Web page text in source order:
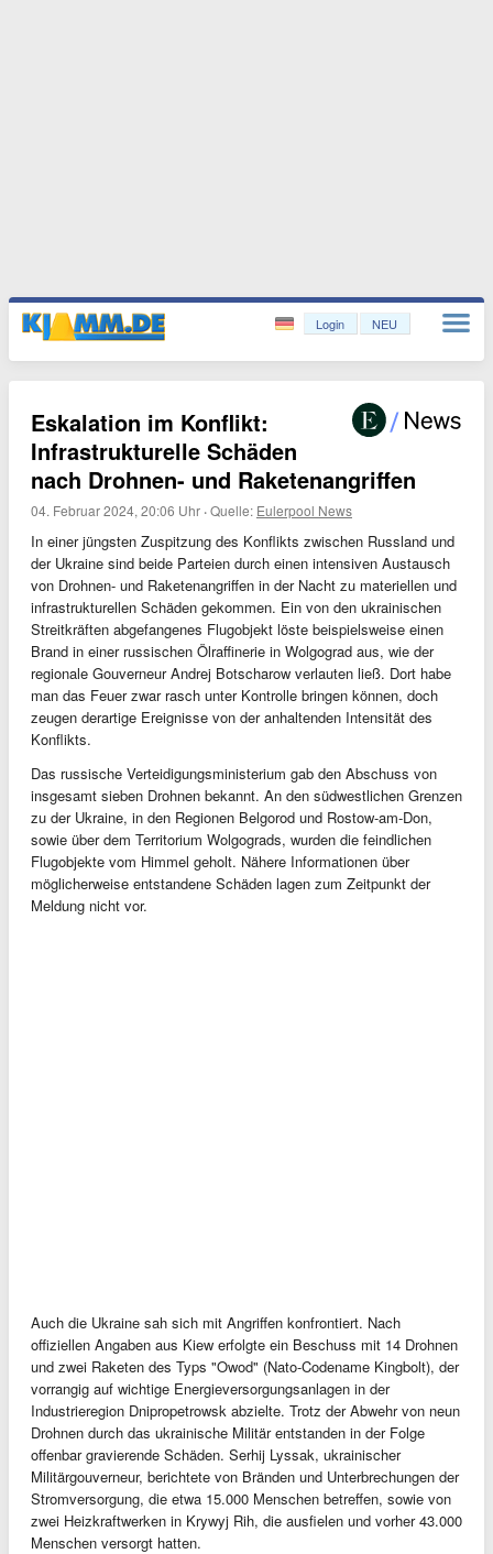
Login NEU
Eskalation im Konflikt:
Infrastrukturelle Schäden
nach Drohnen- und Raketenangriffen
04. Februar 2024, 20:06 Uhr ·Quelle: Eulerpool News
In einer jüngsten Zuspitzung des Konflikts zwischen Russland und
der Ukraine sind beide Parteien durch einen intensiven Austausch
von Drohnen- und Raketenangriffen in der Nacht zu materiellen und
infrastrukturellen Schäden gekommen. Ein von den ukrainischen
Streitkräften abgefangenes Flugobjekt löste beispielsweise einen
Brand in einer russischen Ölraffinerie in Wolgograd aus, wie der
regionale Gouverneur Andrej Botscharow verlauten ließ. Dort habe
man das Feuer zwar rasch unter Kontrolle bringen können, doch
zeugen derartige Ereignisse von der anhaltenden Intensität des
Konflikts.
Das russische Verteidigungsministerium gab den Abschuss von
insgesamt sieben Drohnen bekannt. An den südwestlichen Grenzen
zu der Ukraine, in den Regionen Belgorod und Rostow-am-Don,
sowie über dem Territorium Wolgograds, wurden die feindlichen
Flugobjekte vom Himmel geholt. Nähere Informationen über
möglicherweise entstandene Schäden lagen zum Zeitpunkt der
Meldung nicht vor.
Auch die Ukraine sah sich mit Angriffen konfrontiert. Nach
offiziellen Angaben aus Kiew erfolgte ein Beschuss mit 14 Drohnen
und zwei Raketen des Typs "Owod" (Nato-Codename Kingbolt), der
vorrangig auf wichtige Energieversorgungsanlagen in der
Industrieregion Dnipropetrowsk abzielte. Trotz der Abwehr von neun
Drohnen durch das ukrainische Militär entstanden in der Folge
offenbar gravierende Schäden. Serhij Lyssak, ukrainischer
Militärgouverneur, berichtete von Bränden und Unterbrechungen der
Stromversorgung, die etwa 15.000 Menschen betreffen, sowie von
zwei Heizkraftwerken in Krywyj Rih, die ausfielen und vorher 43.000
Menschen versorgt hatten.